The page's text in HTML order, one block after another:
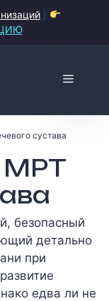
Меню
сустава
МРТ
безопасный
детально
при
едва ли не